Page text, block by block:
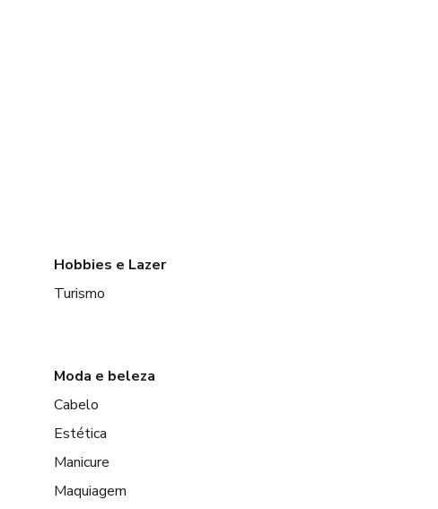
Hobbies e Lazer
Turismo
Moda e beleza
Cabelo
Estética
Manicure
Maquiagem